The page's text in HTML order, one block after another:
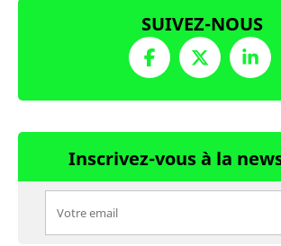
SUIVEZ-NOUS
Inscrivez-vous à la